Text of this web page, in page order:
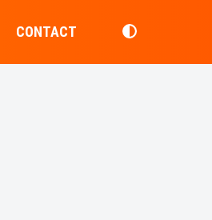
CONTACT